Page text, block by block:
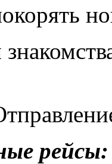
рейсы: